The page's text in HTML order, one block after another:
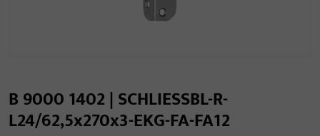
B 9000 1402 | SCHLIESSBL-R-
L24/62,5x270x3-EKG-FA-FA12